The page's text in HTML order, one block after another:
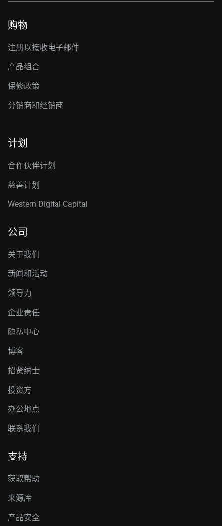
购物
注册以接收电子邮件
产品组合
保修政策
分销商和经销商
计划
合作伙伴计划
慈善计划
Western Digital Capital
公司
关于我们
新闻和活动
领导力
企业责任
隐私中心
博客
招贤纳士
投资方
办公地点
联系我们
支持
获取帮助
来源库
产品安全